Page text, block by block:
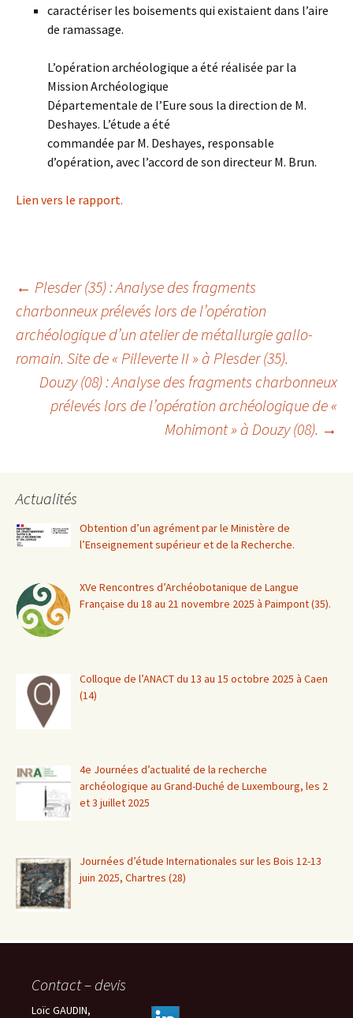
caractériser les boisements qui existaient dans l’aire
de ramassage.
L’opération archéologique a été réalisée par la
Mission Archéologique
Départementale de l’Eure sous la direction de M.
Deshayes. L’étude a été
commandée par M. Deshayes, responsable
d’opération, avec l’accord de son directeur M. Brun.
Lien vers le rapport.
Navigation
des
articles
← Plesder (35) : Analyse des fragments
charbonneux prélevés lors de l’opération
archéologique d’un atelier de métallurgie gallo-
romain. Site de « Pilleverte II » à Plesder (35).
Douzy (08) : Analyse des fragments charbonneux
prélevés lors de l’opération archéologique de «
Mohimont » à Douzy (08). →
Actualités
Obtention d’un agrément par le Ministère de
l’Enseignement supérieur et de la Recherche.
XVe Rencontres d’Archéobotanique de Langue
Française du 18 au 21 novembre 2025 à Paimpont (35).
Colloque de l’ANACT du 13 au 15 octobre 2025 à Caen
(14)
4e Journées d’actualité de la recherche
archéologique au Grand-Duché de Luxembourg, les 2
et 3 juillet 2025
Journées d’étude Internationales sur les Bois 12-13
juin 2025, Chartres (28)
Contact – devis
Loïc GAUDIN,